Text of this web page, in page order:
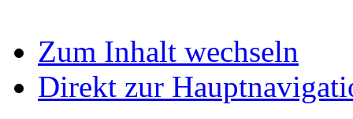
Zum Inhalt wechseln
Direkt zur